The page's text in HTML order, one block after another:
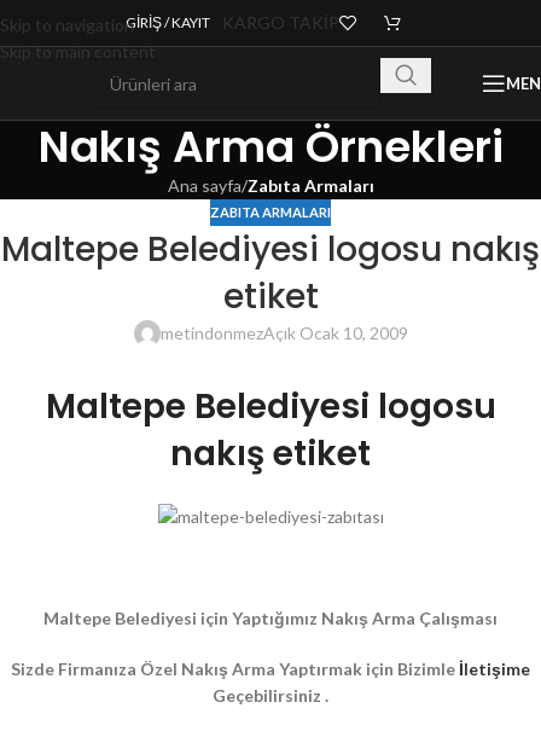
Skip to navigation
Skip to main content
GIRIŞ / KAYIT KARGO TAKİP
Nakış Arma Örnekleri
Ana sayfa/Zabıta Armaları
ZABITA ARMALARI
Maltepe Belediyesi logosu nakış
etiket
metindonmezAçık Ocak 10, 2009
Maltepe Belediyesi logosu
nakış etiket
Maltepe Belediyesi için Yaptığımız Nakış Arma Çalışması
Sizde Firmanıza Özel Nakış Arma Yaptırmak için Bizimle İletişime
Geçebilirsiniz .